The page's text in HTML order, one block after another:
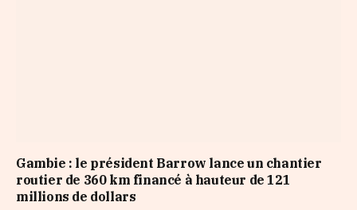
Gambie : le président Barrow lance un chantier
routier de 360 km financé à hauteur de 121
millions de dollars